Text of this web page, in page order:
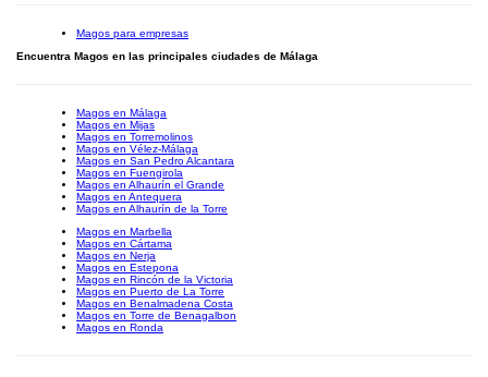
Magos para empresas
Encuentra Magos en las principales ciudades de Málaga
Magos en Málaga
Magos en Mijas
Magos en Torremolinos
Magos en Vélez-Málaga
Magos en San Pedro Alcantara
Magos en Fuengirola
Magos en Alhaurín el Grande
Magos en Antequera
Magos en Alhaurín de la Torre
Magos en Marbella
Magos en Cártama
Magos en Nerja
Magos en Estepona
Magos en Rincón de la Victoria
Magos en Puerto de La Torre
Magos en Benalmadena Costa
Magos en Torre de Benagalbon
Magos en Ronda